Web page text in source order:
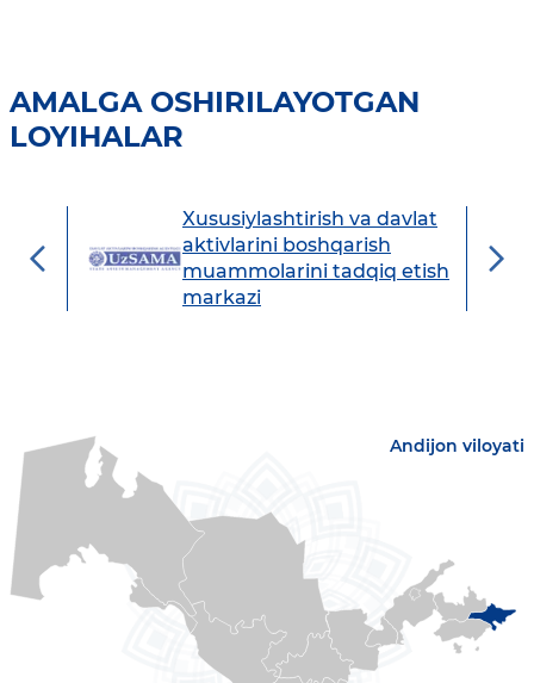
AMALGA OSHIRILAYOTGAN
LOYIHALAR
Xususiylashtirish va davlat
aktivlarini boshqarish
muammolarini tadqiq etish
markazi
Andijon viloyati